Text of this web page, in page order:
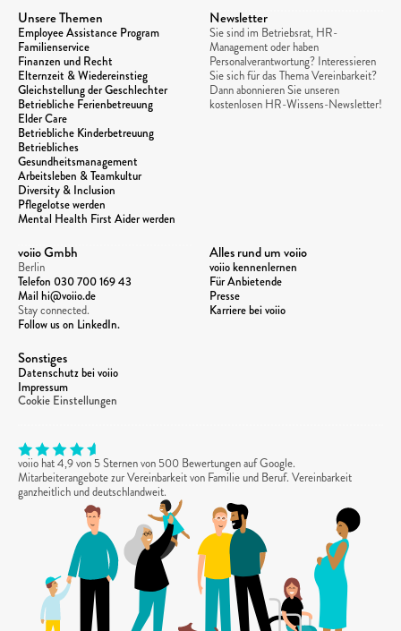
Unsere Themen
Employee Assistance Program
Familienservice
Finanzen und Recht
Elternzeit & Wiedereinstieg
Gleichstellung der Geschlechter
Betriebliche Ferienbetreuung
Elder Care
Betriebliche Kinderbetreuung
Betriebliches
Gesundheitsmanagement
Arbeitsleben & Teamkultur
Diversity & Inclusion
Pflegelotse werden
Mental Health First Aider werden
Alles rund um voiio
voiio kennenlernen
Für Anbietende
Presse
Karriere bei voiio
voiio Gmbh
Berlin
Telefon 030 700 169 43
Mail hi@voiio.de
Stay connected.
Follow us on LinkedIn.
Sonstiges
Datenschutz bei voiio
Impressum
Cookie Einstellungen
Newsletter
Sie sind im Betriebsrat, HR-
Management oder haben
Personalverantwortung? Interessieren
Sie sich für das Thema Vereinbarkeit?
Dann abonnieren Sie unseren
kostenlosen HR-Wissens-Newsletter!
voiio hat 4,9 von 5 Sternen von 500 Bewertungen auf Google.
Mitarbeiterangebote zur Vereinbarkeit von Familie und Beruf. Vereinbarkeit
ganzheitlich und deutschlandweit.